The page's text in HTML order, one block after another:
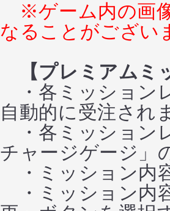
※ゲーム内の画
なることがござい
【プレミアム
・各ミッション
自動的に受注され
・各ミッション
チャージゲージ」
・ミッション内
・ミッション内